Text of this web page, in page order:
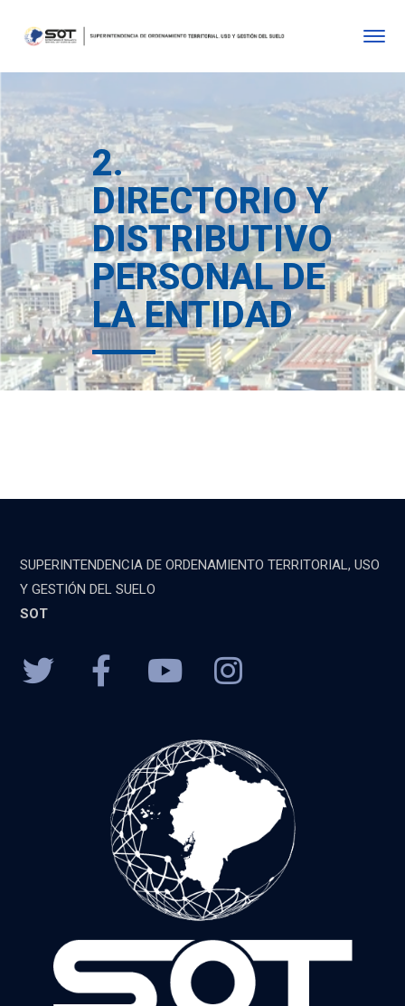
2.
DIRECTORIO Y
DISTRIBUTIVO
PERSONAL DE
LA ENTIDAD
SUPERINTENDENCIA DE ORDENAMIENTO TERRITORIAL, USO
Y GESTIÓN DEL SUELO
SOT